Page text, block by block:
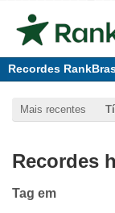
Recordes
Mais recentes
Recordes
Tag em